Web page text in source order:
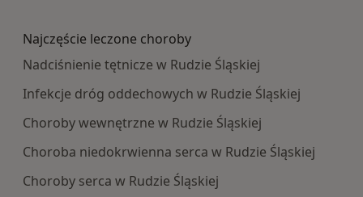
Najczęście leczone choroby
Nadciśnienie tętnicze w Rudzie Śląskiej
Infekcje dróg oddechowych w Rudzie Śląskiej
Choroby wewnętrzne w Rudzie Śląskiej
Choroba niedokrwienna serca w Rudzie Śląskiej
Choroby serca w Rudzie Śląskiej